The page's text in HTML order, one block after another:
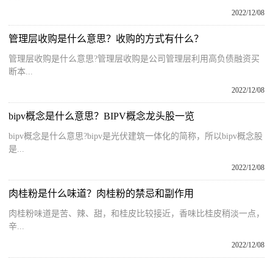
2022/12/08
管理层收购是什么意思？收购的方式有什么？
管理层收购是什么意思?管理层收购是公司管理层利用高负债融资买
断本...
2022/12/08
bipv概念是什么意思？BIPV概念龙头股一览
bipv概念是什么意思?bipv是光伏建筑一体化的简称，所以bipv概念股
是...
2022/12/08
肉桂粉是什么味道？肉桂粉的禁忌和副作用
肉桂粉味道是苦、辣、甜，和桂皮比较接近，香味比桂皮稍淡一点，
辛...
2022/12/08